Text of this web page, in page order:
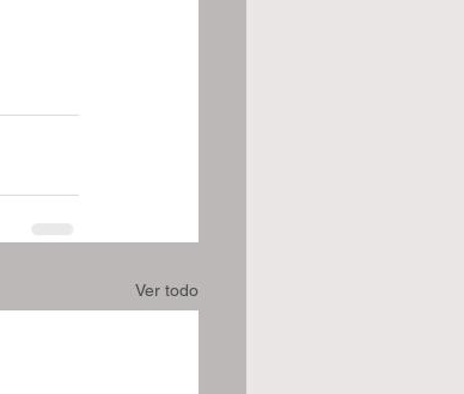
Ver todo